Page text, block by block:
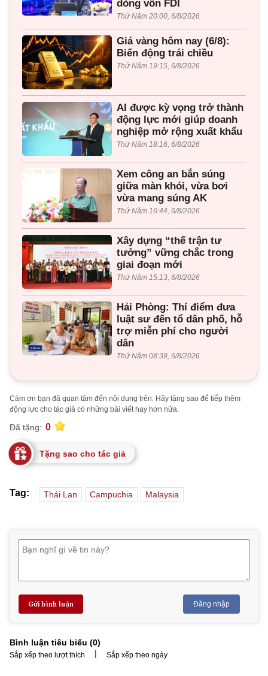
dòng vốn FDI
Thứ Năm 20:00, 6/8/2026
Giá vàng hôm nay (6/8):
Biến động trái chiều
Thứ Năm 19:15, 6/8/2026
AI được kỳ vọng trở thành
động lực mới giúp doanh
nghiệp mở rộng xuất khẩu
Thứ Năm 18:16, 6/8/2026
Xem công an bắn súng
giữa màn khói, vừa bơi
vừa mang súng AK
Thứ Năm 16:44, 6/8/2026
Xây dựng “thế trận tư
tưởng” vững chắc trong
giai đoạn mới
Thứ Năm 15:13, 6/8/2026
Hải Phòng: Thí điểm đưa
luật sư đến tổ dân phố, hỗ
trợ miễn phí cho người
dân
Thứ Năm 08:39, 6/8/2026
Cảm ơn bạn đã quan tâm đến nội dung trên. Hãy tặng sao để tiếp thêm
động lực cho tác giả có những bài viết hay hơn nữa.
Đã tặng: 0
Tặng sao cho tác giả
Tag: Thái Lan Campuchia Malaysia
Gửi bình luận Đăng nhập
Bình luận tiêu biểu (0)
Sắp xếp theo lượt thích | Sắp xếp theo ngày